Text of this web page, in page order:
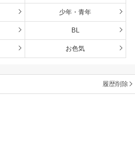
少年・青年
BL
お色気
履歴削除